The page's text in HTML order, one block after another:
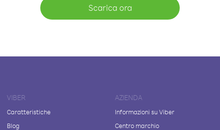
Scarica ora
VIBER
Caratteristiche
Blog
AZIENDA
Informazioni su Viber
Centro marchio